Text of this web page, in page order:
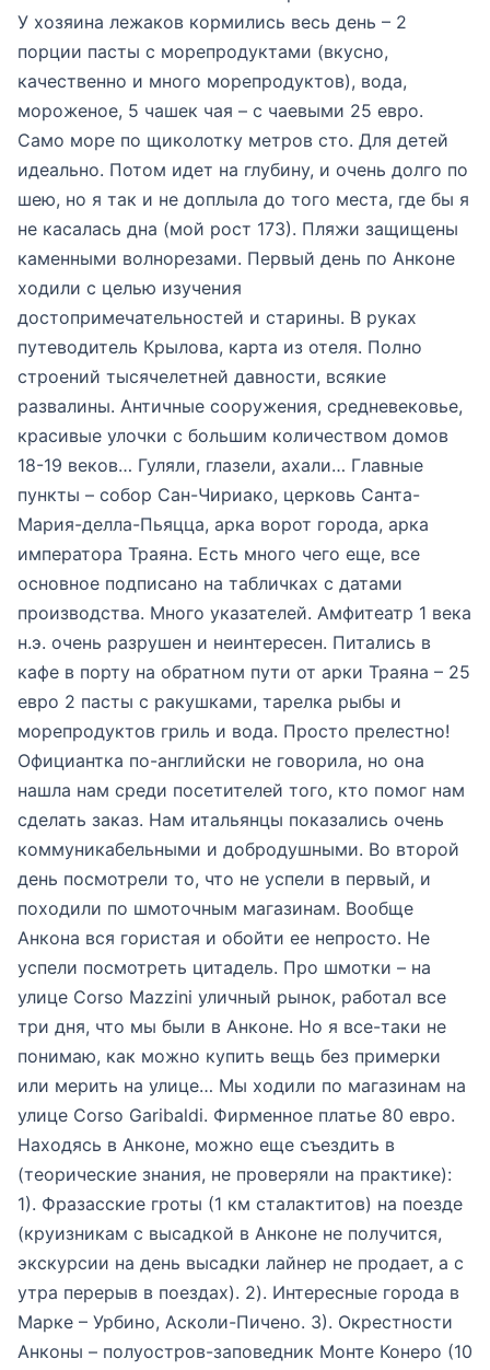
У хозяина лежаков кормились весь день – 2
порции пасты с морепродуктами (вкусно,
качественно и много морепродуктов), вода,
мороженое, 5 чашек чая – с чаевыми 25 евро.
Само море по щиколотку метров сто. Для детей
идеально. Потом идет на глубину, и очень долго по
шею, но я так и не доплыла до того места, где бы я
не касалась дна (мой рост 173). Пляжи защищены
каменными волнорезами. Первый день по Анконе
ходили с целью изучения
достопримечательностей и старины. В руках
путеводитель Крылова, карта из отеля. Полно
строений тысячелетней давности, всякие
развалины. Античные сооружения, средневековье,
красивые улочки с большим количеством домов
18-19 веков… Гуляли, глазели, ахали… Главные
пункты – собор Сан-Чириако, церковь Санта-
Мария-делла-Пьяцца, арка ворот города, арка
императора Траяна. Есть много чего еще, все
основное подписано на табличках с датами
производства. Много указателей. Амфитеатр 1 века
н.э. очень разрушен и неинтересен. Питались в
кафе в порту на обратном пути от арки Траяна – 25
евро 2 пасты с ракушками, тарелка рыбы и
морепродуктов гриль и вода. Просто прелестно!
Официантка по-английски не говорила, но она
нашла нам среди посетителей того, кто помог нам
сделать заказ. Нам итальянцы показались очень
коммуникабельными и добродушными. Во второй
день посмотрели то, что не успели в первый, и
походили по шмоточным магазинам. Вообще
Анкона вся гористая и обойти ее непросто. Не
успели посмотреть цитадель. Про шмотки – на
улице Corso Mazzini уличный рынок, работал все
три дня, что мы были в Анконе. Но я все-таки не
понимаю, как можно купить вещь без примерки
или мерить на улице… Мы ходили по магазинам на
улице Corso Garibaldi. Фирменное платье 80 евро.
Находясь в Анконе, можно еще съездить в
(теорические знания, не проверяли на практике):
1). Фразасские гроты (1 км сталактитов) на поезде
(круизникам с высадкой в Анконе не получится,
экскурсии на день высадки лайнер не продает, а с
утра перерыв в поездах). 2). Интересные города в
Марке – Урбино, Асколи-Пичено. 3). Окрестности
Анконы – полуостров-заповедник Монте Конеро (10